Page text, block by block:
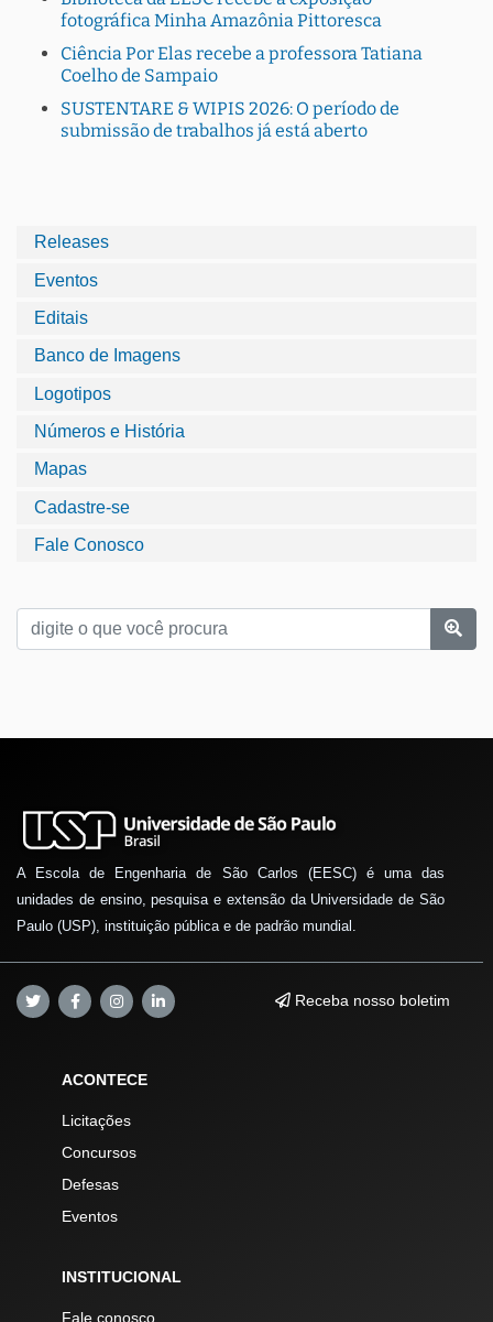
fotográfica Minha Amazônia Pittoresca
Ciência Por Elas recebe a professora Tatiana
Coelho de Sampaio
SUSTENTARE & WIPIS 2026: O período de
submissão de trabalhos já está aberto
Releases
Eventos
Editais
Banco de Imagens
Logotipos
Números e História
Mapas
Cadastre-se
Fale Conosco
A Escola de Engenharia de São Carlos (EESC) é uma das
unidades de ensino, pesquisa e extensão da Universidade de São
Paulo (USP), instituição pública e de padrão mundial.
Receba nosso boletim
ACONTECE
Licitações
Concursos
Defesas
Eventos
INSTITUCIONAL
Fale conosco